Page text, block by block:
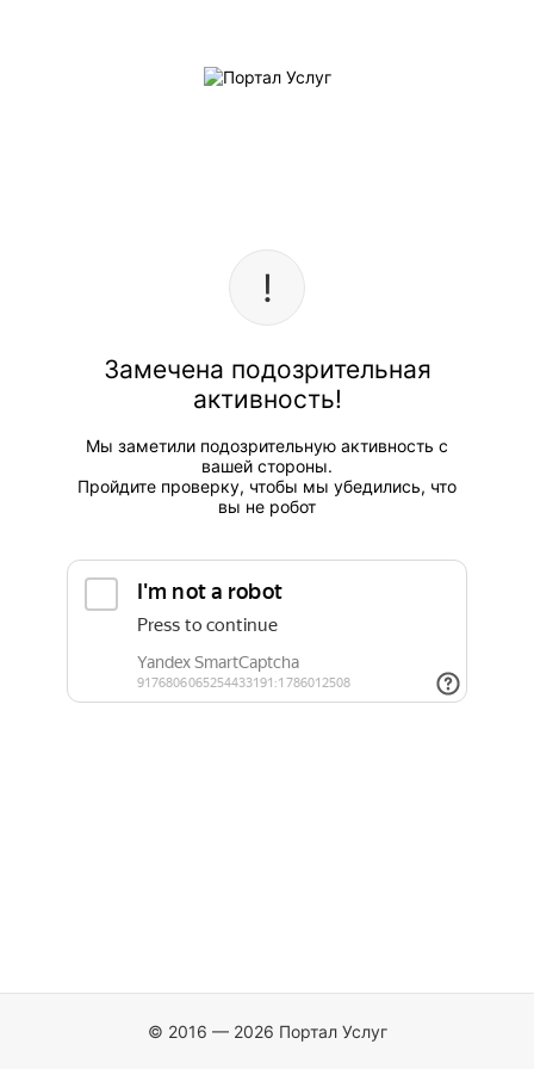
Замечена подозрительная
активность!
Мы заметили подозрительную активность с
вашей стороны.
Пройдите проверку, чтобы мы убедились, что
вы не робот
© 2016 — 2026 Портал Услуг